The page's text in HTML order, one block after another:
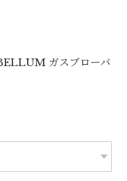
ガスブローバ